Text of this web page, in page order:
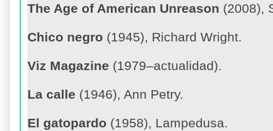
The Age of American Unreason (2008),
Chico negro (1945), Richard Wright.
Viz Magazine (1979–actualidad).
La calle (1946), Ann Petry.
El gatopardo (1958), Lampedusa.